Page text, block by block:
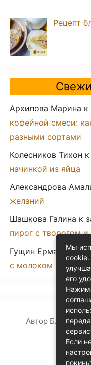
Рецепт
Архипова Марина к
кофейной смеси:
разными сортами
Колесников Тихон
начинкой из яйца
Александрова
желаний
Шашкова Галина к
пирог с творогом и
Гущин Ермак
к
с молоком
Автор Блога
©
Мы
его
Если